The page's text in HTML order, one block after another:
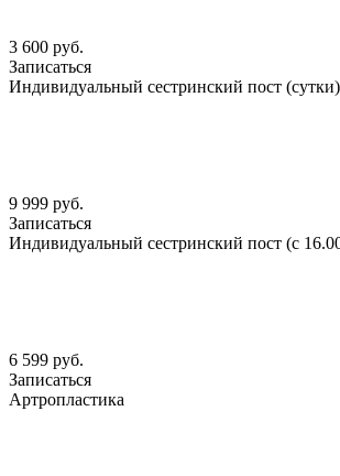
3 600 руб.
Записаться
Индивидуальный сестринский пост (сутки)
9 999 руб.
Записаться
Индивидуальный сестринский пост (с
6 599 руб.
Записаться
Артропластика